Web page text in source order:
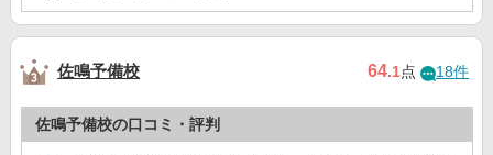
佐鳴予備校 64.1点 18件
佐鳴予備校の口コミ・評判